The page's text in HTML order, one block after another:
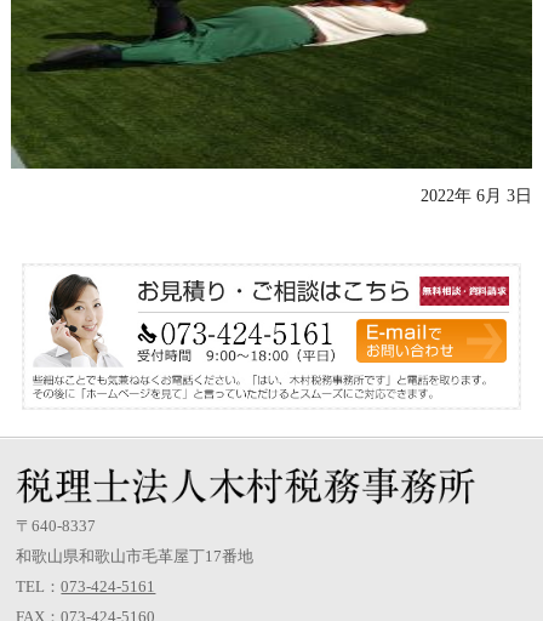
2022年 6月 3日
〒640-8337
和歌山県和歌山市毛革屋丁17番地
TEL：073-424-5161
FAX：073-424-5160